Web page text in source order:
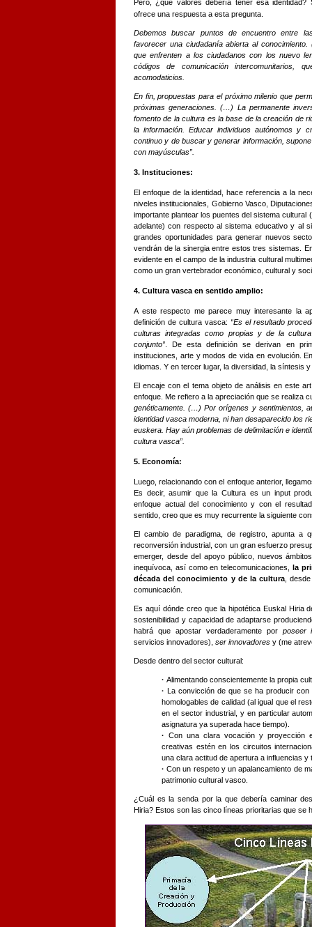
Pero, ¿qué valores debería tener esa identidad?
ofrece una respuesta a esta pregunta.
Debemos buscar puntos de encuentro entre
favorecer una ciudadanía abierta al
que enfrenten a los ciudadanos con los nuevo
códigos de comunicación intercomunitarios,
acomodaticios.
En fin, propuestas para el próximo milenio que
próximas generaciones. (…) La permanente
fomento de la cultura es la base de la creación de
la información. Educar individuos autónomos y
continuo y de buscar y generar información,
con mayúsculas”.
3. Instituciones:
El enfoque de la identidad, hace referencia a la
niveles institucionales, Gobierno Vasco,
importante plantear los puentes del sistema
adelante) con respecto al sistema educativo y al
grandes oportunidades para generar nuevos
vendrán de la sinergia entre estos tres sistemas.
evidente en el campo de la industria cultural
como un gran vertebrador económico, cultural y
4. Cultura vasca en sentido amplio:
A este respecto me parece muy interesante la
definición de cultura vasca: “Es el resultado
culturas integradas como propias y de la
conjunto” . De esta definición se derivan en
instituciones, arte y modos de vida en evolución.
idiomas. Y en tercer lugar, la diversidad, la síntesis
El encaje con el tema objeto de análisis en este
enfoque. Me refiero a la apreciación que se realiza
genéticamente. (…) Por orígenes y sentimientos,
identidad vasca moderna, ni han desaparecido los
euskera. Hay aún problemas de delimitación e
cultura vasca”.
5. Economía:
Luego, relacionando con el enfoque anterior,
Es decir, asumir que la Cultura es un input
enfoque actual del conocimiento y con el
sentido, creo que es muy recurrente la siguiente
El cambio de paradigma, de registro, apunta
reconversión industrial, con un gran esfuerzo
emerger, desde del apoyo público, nuevos
inequívoca, así como en telecomunicaciones, la
década del conocimiento y de la cultura ,
comunicación.
Es aquí dónde creo que la hipotética Euskal Hiria
sostenibilidad y capacidad de adaptarse
habrá que apostar verdaderamente por poseer
servicios innovadores), ser innovadores y (me
Desde dentro del sector cultural:
· Alimentando conscientemente la propia
· La convicción de que se ha producir
homologables de calidad (al igual que el
en el sector industrial, y en particular
asignatura ya superada hace tiempo).
· Con una clara vocación y proyección
creativas estén en los circuitos
una clara actitud de apertura a influencias y
·Con un respeto y un apalancamiento de
patrimonio cultural vasco.
¿Cuál es la senda por la que debería caminar
Hiria? Estos son las cinco líneas prioritarias que se